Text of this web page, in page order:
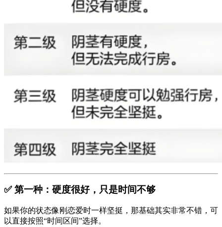
✅ 第一种：硬度很好，只是时间不够
如果你的状态像刚恋爱时一样坚挺，那基础其实非常不错，可
以直接按照“时间区间”选择。